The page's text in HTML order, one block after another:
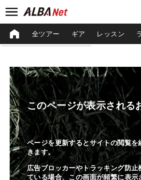
全ツアー ギア レッスン
このページが表示される
ページを更新するとサイトの閲覧を
きます。
広告ブロッカーやトラッキング防止
ている場合、この画面が頻繁に表示